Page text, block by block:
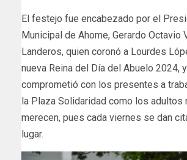
El festejo fue encabezado por el
Municipal de Ahome, Gerardo Octavio
Landeros, quien coronó a Lourdes
nueva Reina del Día del Abuelo 2024,
comprometió con los presentes a
la Plaza Solidaridad como los adultos
merecen, pues cada viernes se dan
lugar.